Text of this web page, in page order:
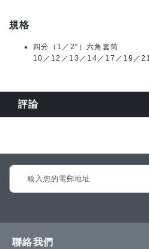
規格
四分（1／2“）六角套筒
10／12／13／14／17／19／
評論
Sign
Up
聯絡我們